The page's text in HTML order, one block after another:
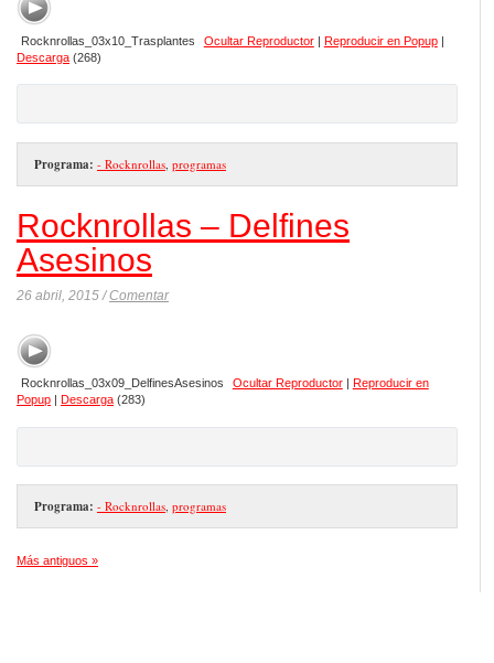
Rocknrollas_03x10_Trasplantes Ocultar Reproductor| Reproducir en Popup|
Descarga (268)
Programa: - Rocknrollas programas
Rocknrollas – Delfines
Asesinos
26 abril, 2015 /Comentar
Rocknrollas_03x09_DelfinesAsesinos Ocultar Reproductor| Reproducir en
Popup | Descarga (283)
Programa: - Rocknrollas, programas
Más antiguos »